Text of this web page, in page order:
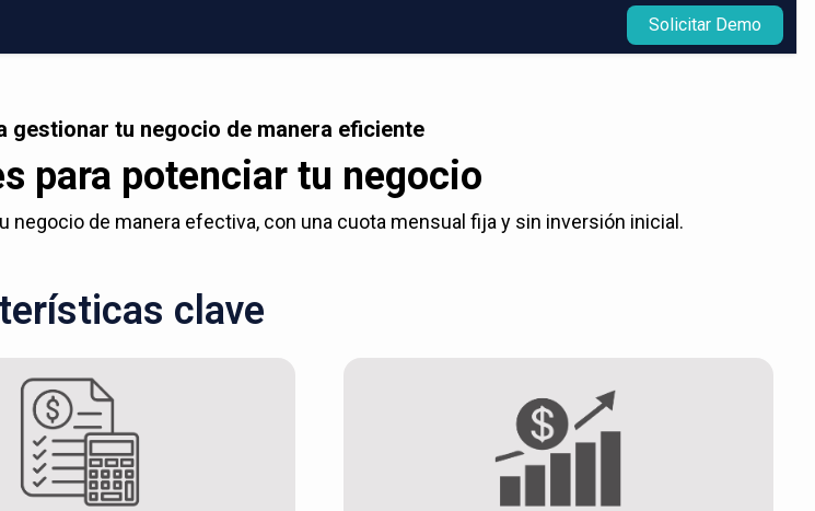
Solicitar Demo
gestionar tu negocio de manera eficiente
para potenciar tu negocio
de manera efectiva, con una cuota mensual fija y sin inversión inicial.
clave